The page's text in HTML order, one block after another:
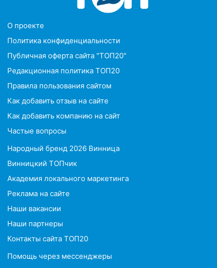
O проекте
Политика конфиденциальности
Публичная оферта сайта "ТОП20"
Редакционная политика ТОП20
Правила пользования сайтом
Как добавить отзыв на сайте
Как добавить компанию на сайт
Частые вопросы
Народный бренд 2026 Винница
Винницкий ТОПчик
Академия локального маркетинга
Реклама на сайте
Наши вакансии
Наши партнеры
Контакты сайта ТОП20
Помощь через мессенджеры